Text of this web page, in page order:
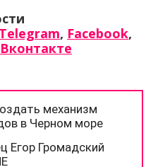
Telegram, Facebook,
Вконтакте